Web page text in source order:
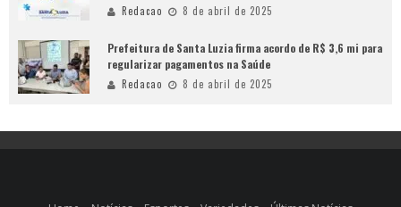
Redacao 8 de abril de 2025
Prefeitura de Santa Luzia firma acordo de R$ 3,6 mi para
regularizar pagamentos na Saúde
Redacao 8 de abril de 2025